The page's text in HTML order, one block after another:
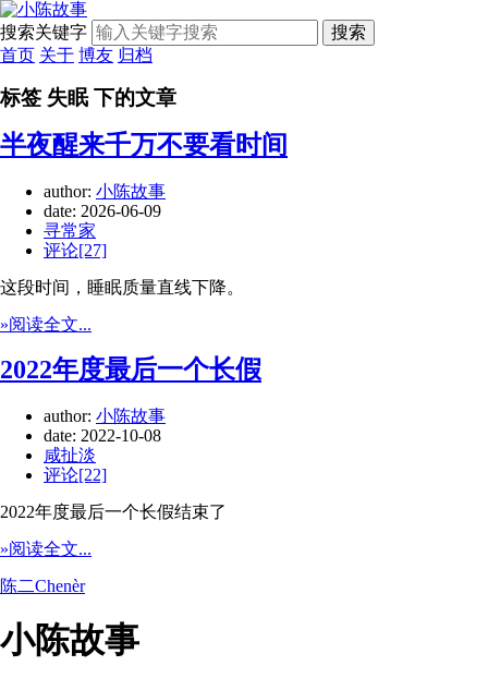
搜索关键字
搜索
首页 关于 博友 归档
标签 失眠 下的文章
半夜醒来千万不要看时间
author: 小陈故事
date: 2026-06-09
寻常家
评论[27]
这段时间，睡眠质量直线下降。
»阅读全文...
2022年度最后一个长假
author: 小陈故事
date: 2022-10-08
咸扯淡
评论[22]
2022年度最后一个长假结束了
»阅读全文...
陈二Chenèr
小陈故事